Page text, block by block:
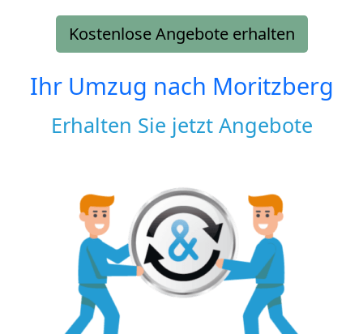
Kostenlose Angebote erhalten
Ihr Umzug nach Moritzberg
Erhalten Sie jetzt Angebote